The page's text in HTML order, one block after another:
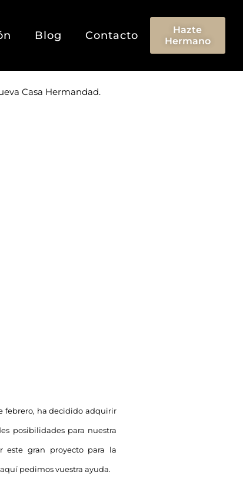
Blog Contacto
Hazte
Hermano
Casa Hermandad.
febrero, ha decidido adquirir
posibilidades para nuestra
este gran proyecto para la
pedimos vuestra ayuda.